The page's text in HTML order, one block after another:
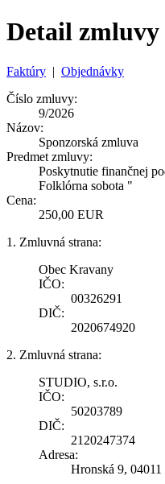
Detail zmluvy
Faktúry | Objednávky
Číslo zmluvy:
9/2026
Názov:
Sponzorská zmluva
Predmet zmluvy:
Poskytnutie finančnej
Folklórna sobota "
Cena:
250,00 EUR
1. Zmluvná strana:
Obec Kravany
IČO:
00326291
DIČ:
2020674920
2. Zmluvná strana:
STUDIO, s.r.o.
IČO:
50203789
DIČ:
2120247374
Adresa:
Hronská 9,